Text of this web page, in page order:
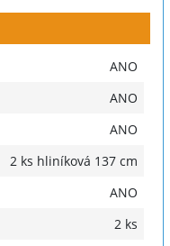
ANO
ANO
ANO
2 ks hliníková 137 cm
ANO
2 ks